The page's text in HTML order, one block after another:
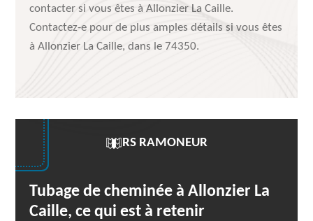
contacter si vous êtes à Allonzier La Caille.
Contactez-e pour de plus amples détails si vous êtes
à Allonzier La Caille, dans le 74350.
RS RAMONEUR
Tubage de cheminée à Allonzier La
Caille, ce qui est à retenir